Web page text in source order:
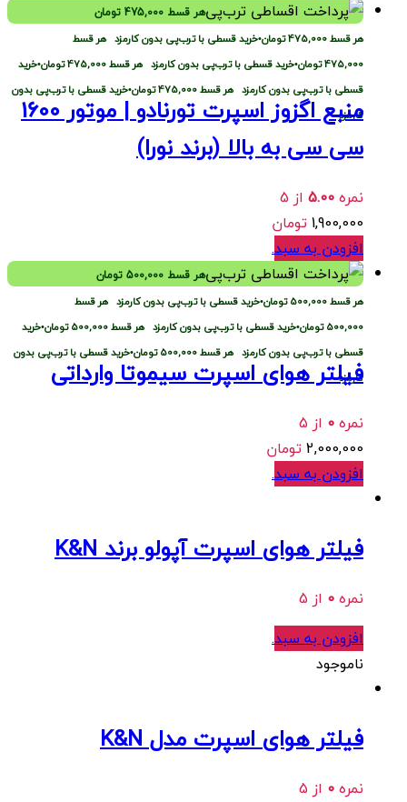
هر قسط 475,000تومان
هر قسط475,000تومان•خرید قسطی با ترب‌پی بدون کارمزد هر قسط
475,000تومان•خرید قسطی با ترب‌پی بدون کارمزد هر قسط475,000تومان•خرید
قسطی با ترب‌پی بدون کارمزد هر قسط475,000تومان•خرید قسطی با ترب‌پی بدون
کارمزد
منبع اگزوز اسپرت تورنادو | موتور 1600
سی سی به بالا (برند نورا)
نمره5.00 از 5
1,900,000تومان
افزودن به سبد.
هر قسط 500,000تومان
هر قسط500,000 تومان•خرید قسطی با ترب‌پی بدون کارمزد هر قسط
500,000 تومان•خرید قسطی با ترب‌پی بدون کارمزد هر قسط500,000 تومان•خرید
قسطی با ترب‌پی بدون کارمزد هر قسط500,000 تومان•خرید قسطی با ترب‌پی بدون
کارمزد
فیلتر هوای اسپرت سیموتا وارداتی
نمره0 از 5
2,000,000تومان
افزودن به سبد.
فیلتر هوای اسپرت آپولو برند K&N
نمره0 از 5
افزودن به سبد.
ناموجود
فیلتر هوای اسپرت مدل K&N
نمره0 از 5